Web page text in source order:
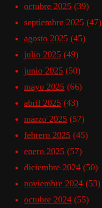
octubre 2025 (39)
septiembre 2025 (47)
agosto 2025 (45)
julio 2025 (49)
junio 2025 (50)
mayo 2025 (66)
abril 2025 (43)
marzo 2025 (57)
febrero 2025 (45)
enero 2025 (57)
diciembre 2024 (50)
noviembre 2024 (53)
octubre 2024 (55)